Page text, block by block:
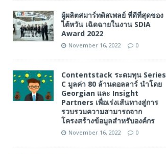
ผู้ผลิตสมาร์ทดิสเพลย์ ที่ดีที่สุดของ
ไต้หวัน เฉิดฉายในงาน SDIA
Award 2022
November 16, 2022 0
Contentstack ระดมทุน Series
C มูลค่า 80 ล้านดอลลาร์ นำโดย
Georgian และ Insight
Partners เพื่อเร่งเส้นทางสู่การ
รวบรวมความสามารถจาก
โครงสร้างข้อมูลสำหรับองค์กร
November 16, 2022 0